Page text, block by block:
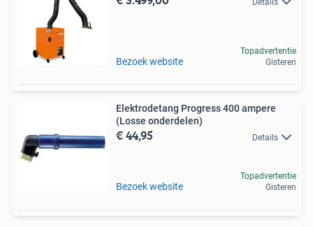
Bezoek website
Topadvertentie
Gisteren
Elektrodetang Progress 400 ampere
(Losse onderdelen)
€ 44,95 Details
Bezoek website
Topadvertentie
Gisteren